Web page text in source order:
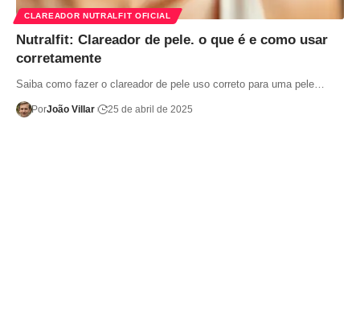
CLAREADOR NUTRALFIT OFICIAL
Nutralfit: Clareador de pele. o que é e como usar
corretamente
Saiba como fazer o clareador de pele uso correto para uma pele…
PorJoão Villar 25 de abril de 2025